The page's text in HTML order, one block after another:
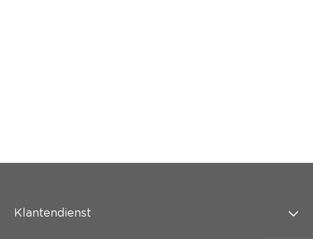
Klantendienst